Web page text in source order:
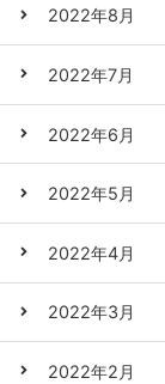
2022年8月
2022年7月
2022年6月
2022年5月
2022年4月
2022年3月
2022年2月